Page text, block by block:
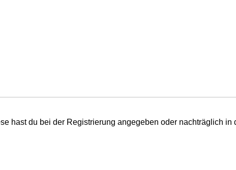
hast du bei der Registrierung angegeben oder nachträglich